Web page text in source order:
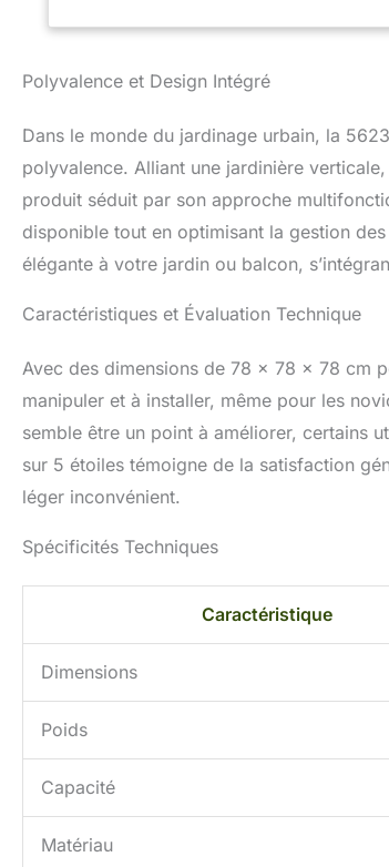
Polyvalence et Design Intégré
Dans le monde du jardinage urbain, la
polyvalence. Alliant une jardinière
produit séduit par son approche
disponible tout en optimisant la gestion
élégante à votre jardin ou balcon,
Caractéristiques et Évaluation Technique
Avec des dimensions de 78 x 78 x 78 cm
manipuler et à installer, même pour les
semble être un point à améliorer, certains
sur 5 étoiles témoigne de la satisfaction
léger inconvénient.
Spécificités Techniques
Caractéristique
Dimensions
Poids
Capacité
Matériau